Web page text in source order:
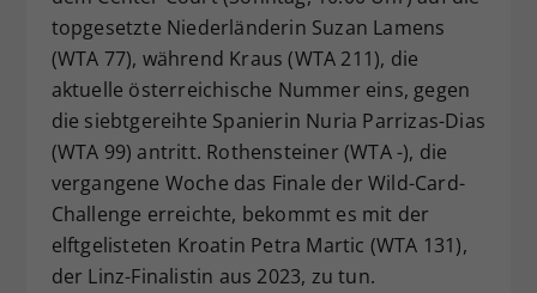
topgesetzte Niederländerin Suzan Lamens
(WTA 77), während Kraus (WTA 211), die
aktuelle österreichische Nummer eins, gegen
die siebtgereihte Spanierin Nuria Parrizas-Dias
(WTA 99) antritt. Rothensteiner (WTA -), die
vergangene Woche das Finale der Wild-Card-
Challenge erreichte, bekommt es mit der
elftgelisteten Kroatin Petra Martic (WTA 131),
der Linz-Finalistin aus 2023, zu tun.